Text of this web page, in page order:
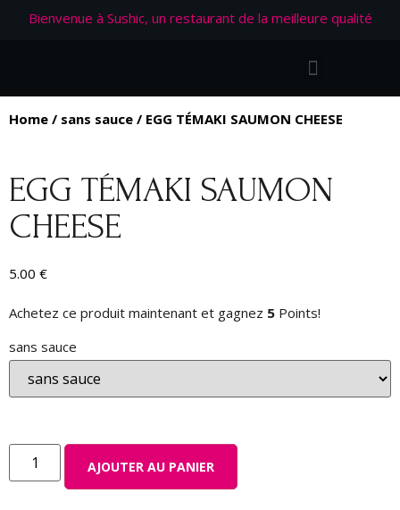
Bienvenue à Sushic, un restaurant de la meilleure qualité
Home / sans sauce / EGG TÉMAKI SAUMON CHEESE
EGG TÉMAKI SAUMON
CHEESE
5.00 €
Achetez ce produit maintenant et gagnez 5 Points!
sans sauce
AJOUTER AU PANIER